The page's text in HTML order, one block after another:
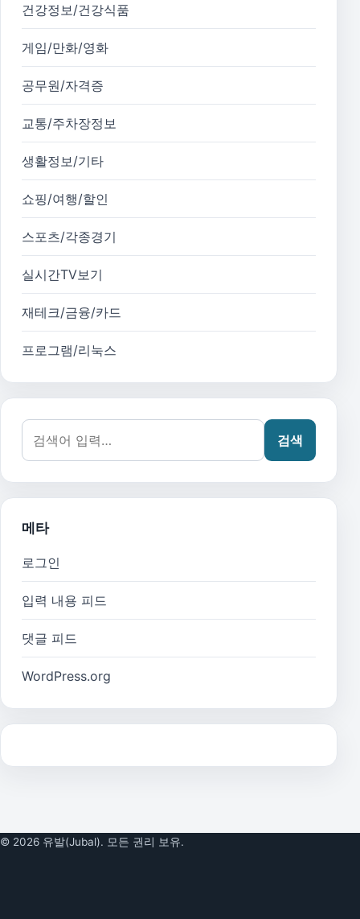
건강정보/건강식품
게임/만화/영화
공무원/자격증
교통/주차장정보
생활정보/기타
쇼핑/여행/할인
스포츠/각종경기
실시간TV보기
재테크/금융/카드
프로그램/리눅스
검색어:
검색
메타
로그인
입력 내용 피드
댓글 피드
WordPress.org
© 2026 유발(Jubal). 모든 권리 보유.